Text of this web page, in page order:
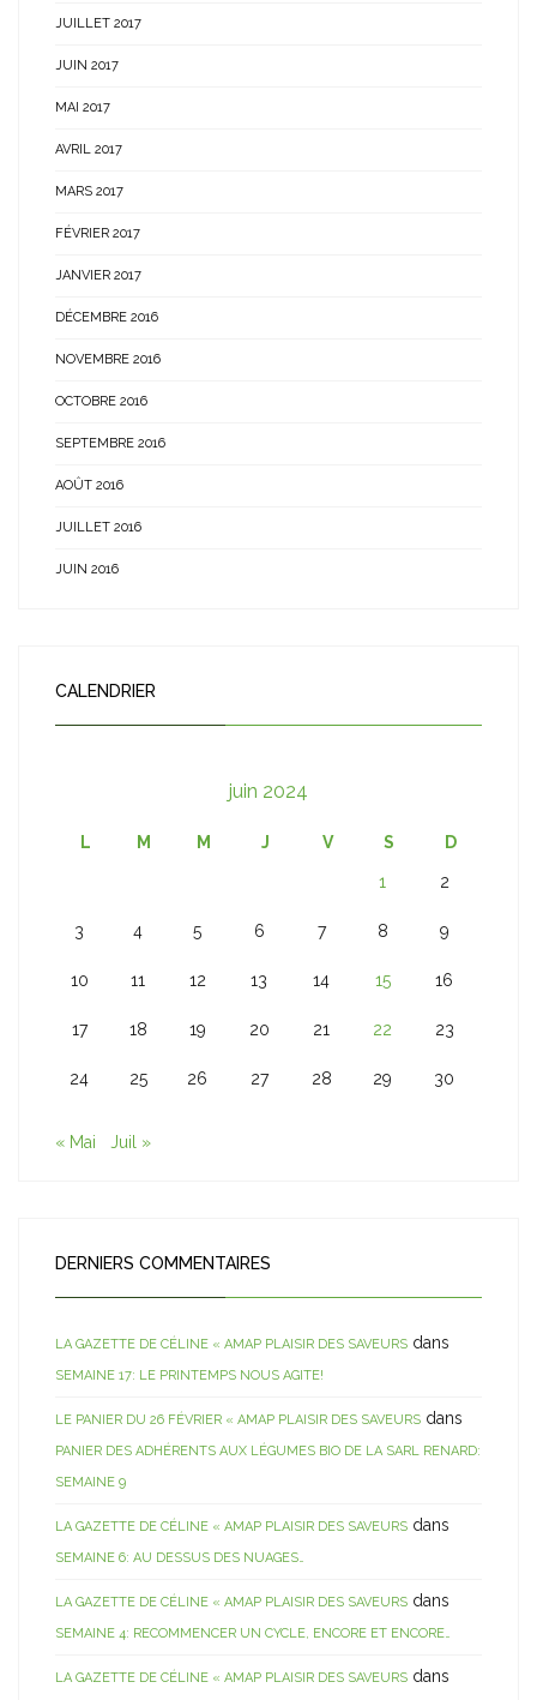
JUILLET 2017
JUIN 2017
MAI 2017
AVRIL 2017
MARS 2017
FÉVRIER 2017
JANVIER 2017
DÉCEMBRE 2016
NOVEMBRE 2016
OCTOBRE 2016
SEPTEMBRE 2016
AOÛT 2016
JUILLET 2016
JUIN 2016
CALENDRIER
juin 2024
L M M J V S D
1 2
3 4 5 6 7 8 9
10 11 12 13 14 15 16
17 18 19 20 21 22 23
24 25 26 27 28 29 30
« Mai Juil »
DERNIERS COMMENTAIRES
LA GAZETTE DE CÉLINE « AMAP PLAISIR DES SAVEURS dans
SEMAINE 17: LE PRINTEMPS NOUS AGITE!
LE PANIER DU 26 FÉVRIER « AMAP PLAISIR DES SAVEURS dans
PANIER DES ADHÉRENTS AUX LÉGUMES BIO DE LA SARL RENARD:
SEMAINE 9
LA GAZETTE DE CÉLINE « AMAP PLAISIR DES SAVEURS dans
SEMAINE 6: AU DESSUS DES NUAGES…
LA GAZETTE DE CÉLINE « AMAP PLAISIR DES SAVEURS dans
SEMAINE 4: RECOMMENCER UN CYCLE, ENCORE ET ENCORE…
LA GAZETTE DE CÉLINE « AMAP PLAISIR DES SAVEURS dans